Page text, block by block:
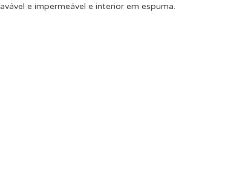
e impermeável e interior em espuma.